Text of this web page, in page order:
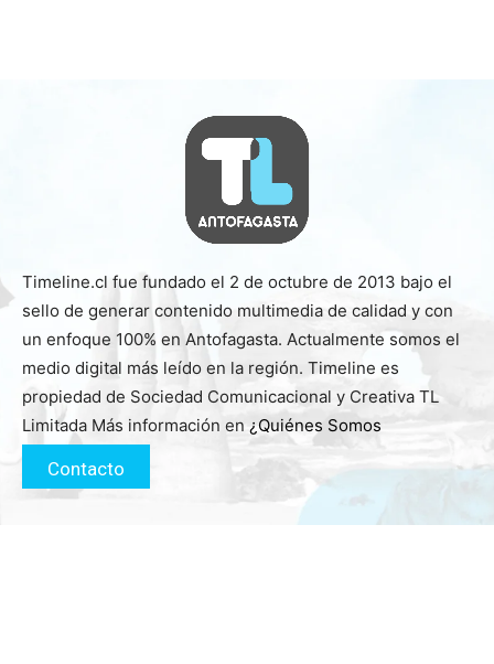
Timeline.cl fue fundado el 2 de octubre de 2013 bajo el
sello de generar contenido multimedia de calidad y con
un enfoque 100% en Antofagasta. Actualmente somos el
medio digital más leído en la región. Timeline es
propiedad de Sociedad Comunicacional y Creativa TL
Limitada Más información en ¿Quiénes Somos
Contacto